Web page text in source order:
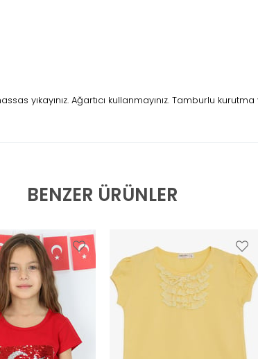
yıkayınız. Ağartıcı kullanmayınız. Tamburlu kurutma
BENZER ÜRÜNLER